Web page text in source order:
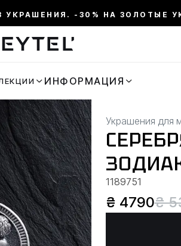
УКРАШЕНИЯ. -30% НА ЗОЛОТЫЕ
ИНФОРМАЦИЯ
Украшения для
1189751
₴ 4790₴